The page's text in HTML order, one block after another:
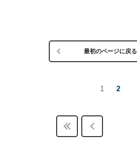
最初のページに戻る
1 2